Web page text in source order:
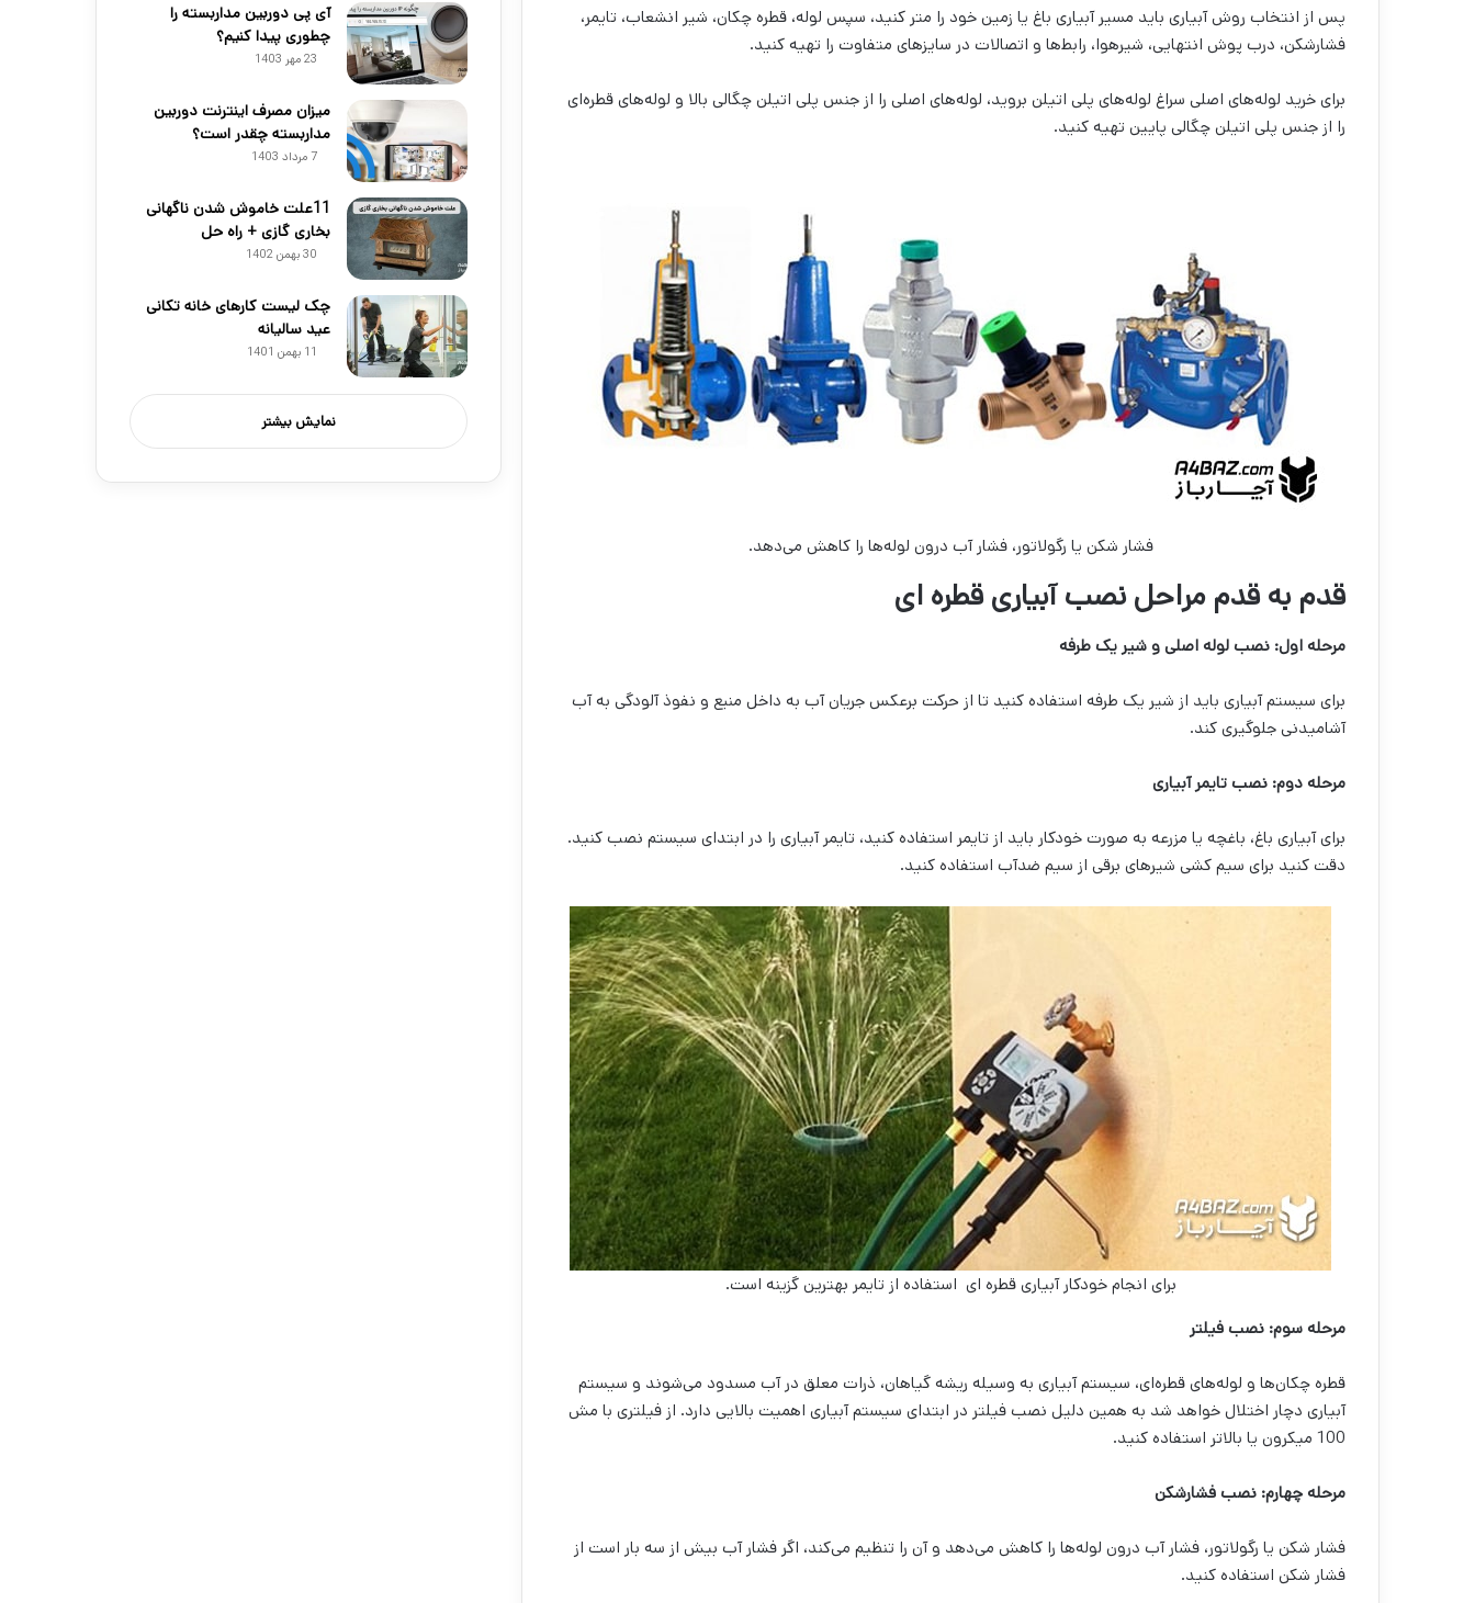
پس از انتخاب روش آبیاری باید مسیر آبیاری باغ یا زمین خود را متر کنید، سپس لوله، قطره چکان، شیر انشعاب، تایمر،
فشارشکن، درب پوش انتهایی، شیرهوا، رابط‌ها و اتصالات در سایزهای متفاوت را تهیه کنید.
برای خرید لوله‌های اصلی سراغ لوله‌های پلی اتیلن بروید، لوله‌های اصلی را از جنس پلی اتیلن چگالی بالا و لوله‌های قطره‌ای
را از جنس پلی اتیلن چگالی پایین تهیه کنید.
فشار شکن یا رگولاتور، فشار آب درون لوله‌ها را کاهش می‌دهد.
قدم به قدم مراحل نصب آبیاری قطره ای
مرحله اول: نصب لوله اصلی و شیر یک طرفه
برای سیستم آبیاری باید از شیر یک طرفه استفاده کنید تا از حرکت برعکس جریان آب به داخل منبع و نفوذ آلودگی به آب
آشامیدنی جلوگیری کند.
مرحله دوم: نصب تایمر آبیاری
برای آبیاری باغ، باغچه یا مزرعه به صورت خودکار باید از تایمر استفاده کنید، تایمر آبیاری را در ابتدای سیستم نصب کنید.
دقت کنید برای سیم کشی شیرهای برقی از سیم ضدآب استفاده کنید.
برای انجام خودکار آبیاری قطره ای استفاده از تایمر بهترین گزینه است.
مرحله سوم: نصب فیلتر
قطره چکان‌ها و لوله‌های قطره‌ای، سیستم آبیاری به وسیله ریشه گیاهان، ذرات معلق در آب مسدود می‌شوند و سیستم
آبیاری دچار اختلال خواهد شد به همین دلیل نصب فیلتر در ابتدای سیستم آبیاری اهمیت بالایی دارد. از فیلتری با مش
100 میکرون یا بالاتر استفاده کنید.
مرحله چهارم: نصب فشارشکن
فشار شکن یا رگولاتور، فشار آب درون لوله‌ها را کاهش می‌دهد و آن را تنظیم می‌کند، اگر فشار آب بیش از سه بار است از
فشار شکن استفاده کنید.
آی پی دوربین مداربسته را
چطوری پیدا کنیم؟
23 مهر 1403
میزان مصرف اینترنت دوربین
مداربسته چقدر است؟
7 مرداد 1403
11علت خاموش شدن ناگهانی
بخاری گازی + راه حل
30 بهمن 1402
چک لیست کارهای خانه تکانی
عید سالیانه
11 بهمن 1401
نمایش بیشتر